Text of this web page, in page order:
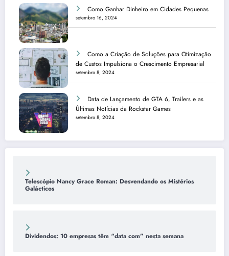
Como Ganhar Dinheiro em Cidades Pequenas
setembro 16, 2024
Como a Criação de Soluções para Otimização
de Custos Impulsiona o Crescimento Empresarial
setembro 8, 2024
Data de Lançamento de GTA 6, Trailers e as
Últimas Notícias da Rockstar Games
setembro 8, 2024
Telescópio Nancy Grace Roman: Desvendando os Mistérios
Galácticos
Dividendos: 10 empresas têm “data com” nesta semana